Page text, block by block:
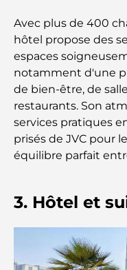
créer équilibre
Les meilleures
paysager à
extérieurs
Les meilleures
Dubaï : un
avisés
Découvrez
Avec plus de 400
hôtel propose des
espaces
notamment d'une
de bien-être, de
restaurants. Son
services pratiques
prisés de JVC pour
équilibre parfait
3. Hôtel et